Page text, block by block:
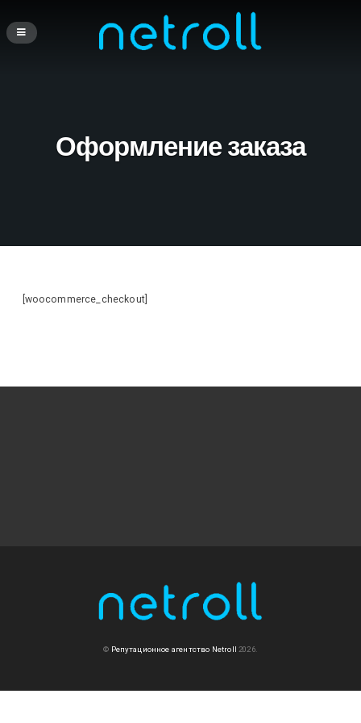
Оформление заказа
[woocommerce_checkout]
© Репутационное агентство Netroll 2026.